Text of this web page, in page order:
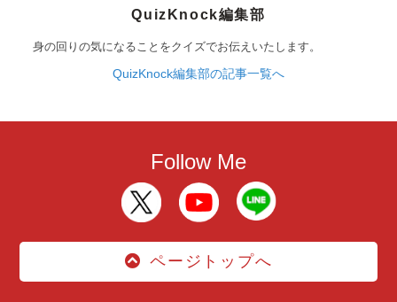
QuizKnock編集部
身の回りの気になることをクイズでお伝えいたします。
QuizKnock編集部の記事一覧へ
Follow Me
ページトップへ